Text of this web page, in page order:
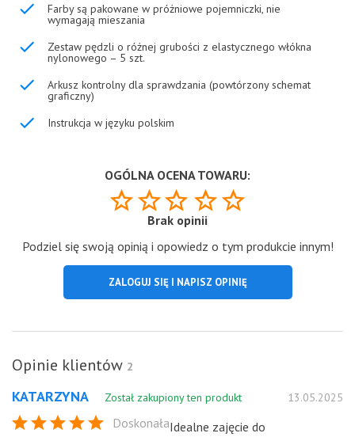
Farby są pakowane w próżniowe pojemniczki, nie
wymagają mieszania
Zestaw pędzli o różnej grubości z elastycznego włókna
nylonowego – 5 szt.
Arkusz kontrolny dla sprawdzania (powtórzony schemat
graficzny)
Instrukcja w języku polskim
OGÓLNA OCENA TOWARU:
Brak opinii
Podziel się swoją opinią i opowiedz o tym produkcie innym!
ZALOGUJ SIĘ I NAPISZ OPINIĘ
Opinie klientów 2
KATARZYNA Został zakupiony ten produkt 13.05.2025
DoskonałaIdealne zajęcie do